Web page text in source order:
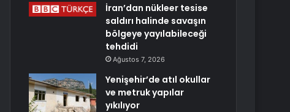
İran’dan nükleer tesise
saldırı halinde savaşın
bölgeye yayılabileceği
tehdidi
Ağustos 7, 2026
Yenişehir’de atıl okullar
ve metruk yapılar
yıkılıyor